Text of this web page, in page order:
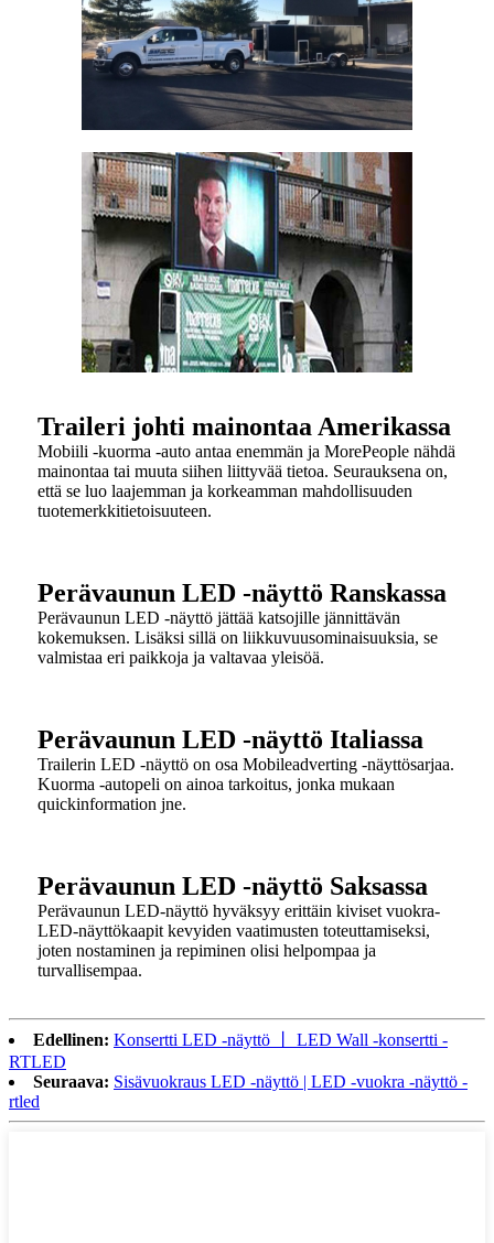
Traileri johti mainontaa Amerikassa
Mobiili -kuorma -auto antaa enemmän ja MorePeople nähdä
mainontaa tai muuta siihen liittyvää tietoa. Seurauksena on,
että se luo laajemman ja korkeamman mahdollisuuden
tuotemerkkitietoisuuteen.
Perävaunun LED -näyttö Ranskassa
Perävaunun LED -näyttö jättää katsojille jännittävän
kokemuksen. Lisäksi sillä on liikkuvuusominaisuuksia, se
valmistaa eri paikkoja ja valtavaa yleisöä.
Perävaunun LED -näyttö Italiassa
Trailerin LED -näyttö on osa Mobileadverting -näyttösarjaa.
Kuorma -autopeli on ainoa tarkoitus, jonka mukaan
quickinformation jne.
Perävaunun LED -näyttö Saksassa
Perävaunun LED-näyttö hyväksyy erittäin kiviset vuokra-
LED-näyttökaapit kevyiden vaatimusten toteuttamiseksi,
joten nostaminen ja repiminen olisi helpompaa ja
turvallisempaa.
Edellinen: Konsertti LED -näyttö 丨 LED Wall -konsertti -
RTLED
Seuraava: Sisävuokraus LED -näyttö | LED -vuokra -näyttö -
rtled